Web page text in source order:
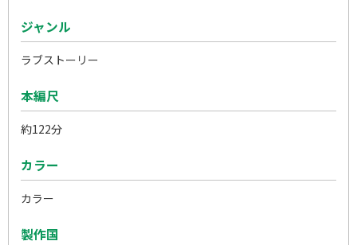
ジャンル
ラブストーリー
本編尺
約122分
カラー
カラー
製作国